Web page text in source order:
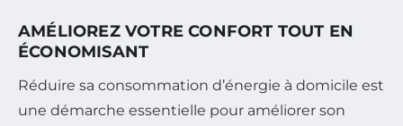
AMÉLIOREZ VOTRE CONFORT TOUT EN
ÉCONOMISANT
Réduire sa consommation d’énergie à domicile est
une démarche essentielle pour améliorer son